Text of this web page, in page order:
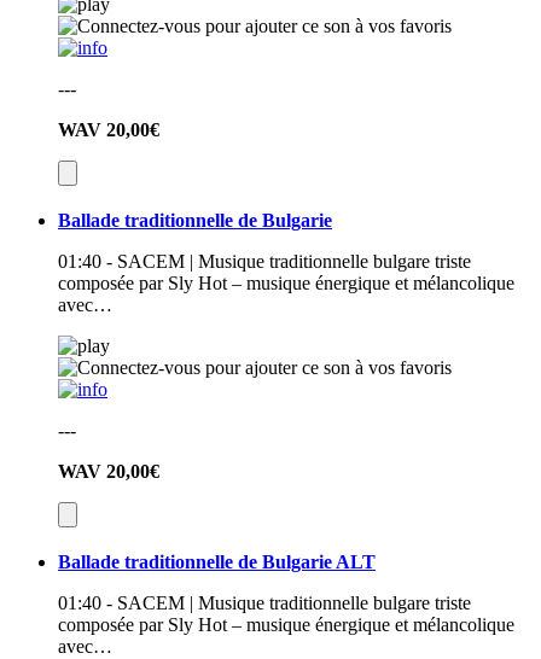
---
WAV 20,00€
Ballade traditionnelle de Bulgarie
01:40 - SACEM | Musique traditionnelle bulgare triste
composée par Sly Hot – musique énergique et mélancolique
avec…
---
WAV 20,00€
Ballade traditionnelle de Bulgarie ALT
01:40 - SACEM | Musique traditionnelle bulgare triste
composée par Sly Hot – musique énergique et mélancolique
avec…